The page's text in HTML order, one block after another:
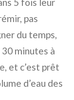
5 fois leur
pas
du temps,
minutes à
et c’est prêt
d’eau des